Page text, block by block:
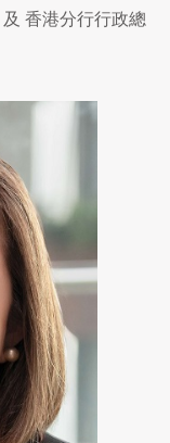
香港分行行政總